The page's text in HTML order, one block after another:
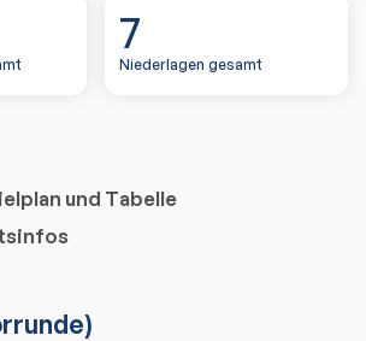
7
Niederlagen gesamt
und Tabelle
)